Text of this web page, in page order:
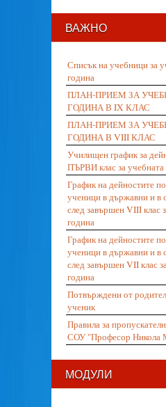
ВАЖНО
Списък на учебници за
година
ПЛАН-ПРИЕМ ЗА
ГОДИНА В IX КЛАС
ПЛАН-ПРИЕМ ЗА
ГОДИНА В VIII КЛАС
Училищен график за
ПЪРВИ клас за
График на дейностите
ученици в държавни и
след завършен VIII клас
година
График на дейностите
ученици в държавни и
след завършен VII клас
година
Потвърждени от
ученик
Правила за
СОУ "Професор Никола
МОДУЛИ